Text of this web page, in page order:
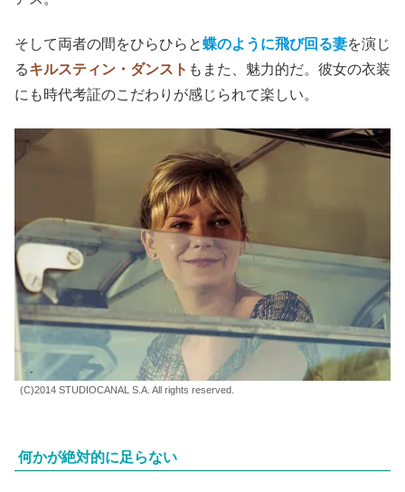
そして両者の間をひらひらと蝶のように飛び回る妻を演じ
るキルスティン・ダンスト もまた、魅力的だ。彼女の衣装
にも時代考証のこだわりが感じられて楽しい。
(C)2014 STUDIOCANAL S.A. All rights reserved.
何かが絶対的に足らない